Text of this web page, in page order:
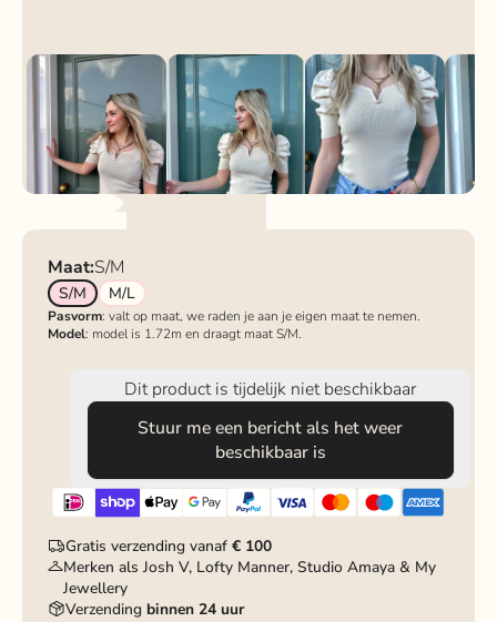
Maat:S/M
S/M M/L
Pasvorm: valt op maat, we raden je aan je eigen maat te nemen.
Model: model is 1.72m en draagt maat S/M.
Dit product is tijdelijk niet beschikbaar
Stuur me een bericht als het weer
beschikbaar is
Gratis verzending vanaf€ 100
Merken als Josh V, Lofty Manner, Studio Amaya & My
Jewellery
Verzendingbinnen 24 uur